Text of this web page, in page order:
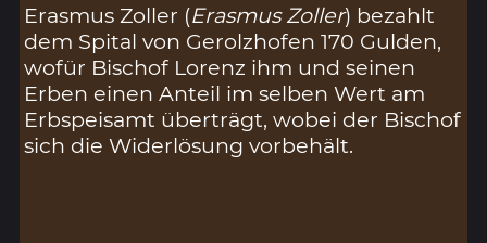
Erasmus Zoller (Erasmus Zoller) bezahlt
dem Spital von Gerolzhofen 170 Gulden,
wofür Bischof Lorenz ihm und seinen
Erben einen Anteil im selben Wert am
Erbspeisamt überträgt, wobei der Bischof
sich die Widerlösung vorbehält.